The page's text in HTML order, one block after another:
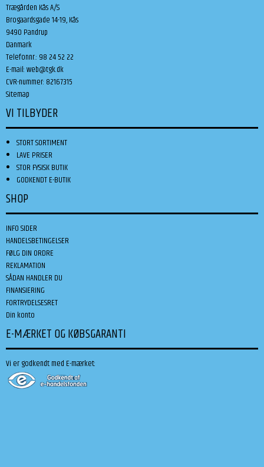
Trægården Kås A/S
Brogaardsgade 14-19, Kås
9490 Pandrup
Danmark
Telefonnr.: 98 24 52 22
E-mail:web@tgk.dk
CVR-nummer: 82167315
Sitemap
VI TILBYDER
STORT SORTIMENT
LAVE PRISER
STOR FYSISK BUTIK
GODKENDT E-BUTIK
SHOP
INFO SIDER
HANDELSBETINGELSER
FØLG DIN ORDRE
REKLAMATION
SÅDAN HANDLER DU
FINANSIERING
FORTRYDELSESRET
Din konto
E-MÆRKET OG KØBSGARANTI
Vi er godkendt med E-mærket: